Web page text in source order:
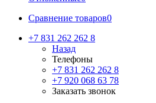
Сравнение товаров0
+7 831 262 262 8
Назад
Телефоны
+7 831 262 262 8
+7 920 068 63 78
Заказать звонок